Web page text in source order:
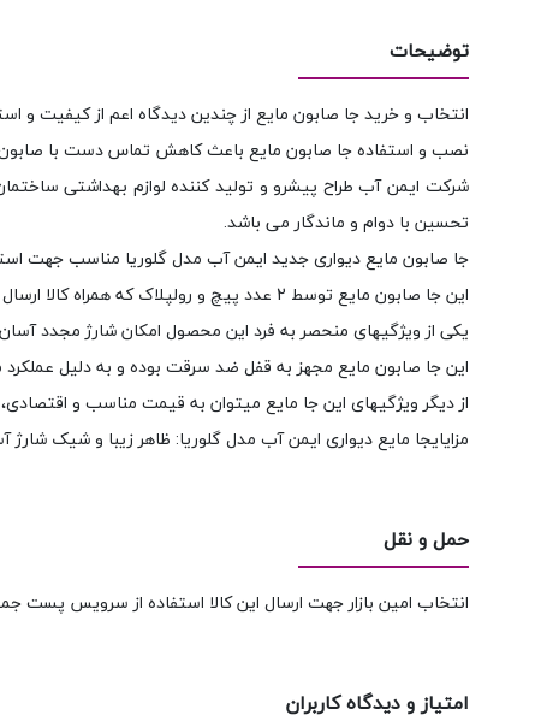
توضیحات
انتخاب و خرید جا صابون مایع از چندین دیدگاه اعم از کیفیت و
نصب و استفاده جا صابون مایع باعث کاهش تماس دست با صابون
تحسین با دوام و ماندگار می باشد.
جا صابون مایع دیواری جدید ایمن آب مدل گلوریا مناسب جهت
این جا صابون مایع توسط 2 عدد پیچ و رولپلاک که همراه کالا ارسال می گردد به دیوار متصل و قابل استفاده می گردد.
یکی از ویژگیهای منحصر به فرد این محصول امکان شارژ مجدد
این جا صابون مایع مجهز به قفل ضد سرقت بوده و به دلیل
از دیگر ویژگیهای این جا مایع میتوان به قیمت مناسب و
مزایایجا مایع دیواری ایمن آب مدل گلوریا: ظاهر زیبا و شیک
حمل و نقل
انتخاب امین بازار جهت ارسال این کالا استفاده از سرویس پست
امتیاز و دیدگاه کاربران